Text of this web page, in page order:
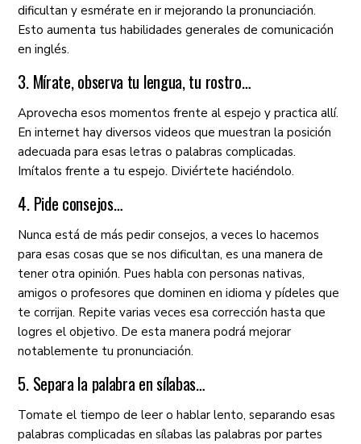
dificultan y esmérate en ir mejorando la pronunciación.
Esto aumenta tus habilidades generales de comunicación
en inglés.
3. Mírate, observa tu lengua, tu rostro…
Aprovecha esos momentos frente al espejo y practica allí.
En internet hay diversos videos que muestran la posición
adecuada para esas letras o palabras complicadas.
Imítalos frente a tu espejo. Diviértete haciéndolo.
4. Pide consejos…
Nunca está de más pedir consejos, a veces lo hacemos
para esas cosas que se nos dificultan, es una manera de
tener otra opinión. Pues habla con personas nativas,
amigos o profesores que dominen en idioma y pídeles que
te corrijan. Repite varias veces esa corrección hasta que
logres el objetivo. De esta manera podrá mejorar
notablemente tu pronunciación.
5. Separa la palabra en sílabas…
Tomate el tiempo de leer o hablar lento, separando esas
palabras complicadas en sílabas las palabras por partes